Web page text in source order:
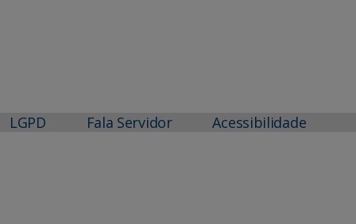
LGPD Fala Servidor Acessibilidade